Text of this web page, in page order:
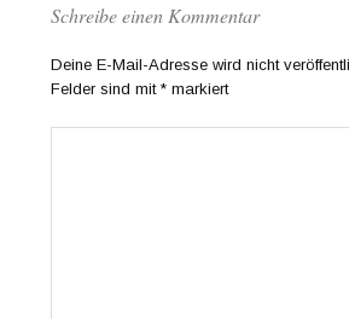
Schreibe einen Kommentar
Deine E-Mail-Adresse wird nicht
Felder sind mit* markiert